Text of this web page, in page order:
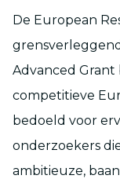
De European
Advanced
competitieve
bedoeld voor
onderzoekers
ambitieuze,